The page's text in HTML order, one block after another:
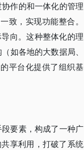
作的和一体化的管理
致，实现功能整合。
向。这种整体化的理
如各地的大数据局、
平台化提供了组织基
要素，构成了一种广
享利用，打破了系统